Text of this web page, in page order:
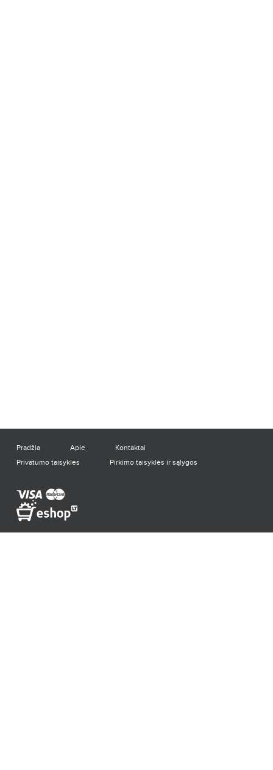
Pradžia Apie
Kontaktai
Privatumo taisyklės
Pirkimo taisyklės ir sąlygos